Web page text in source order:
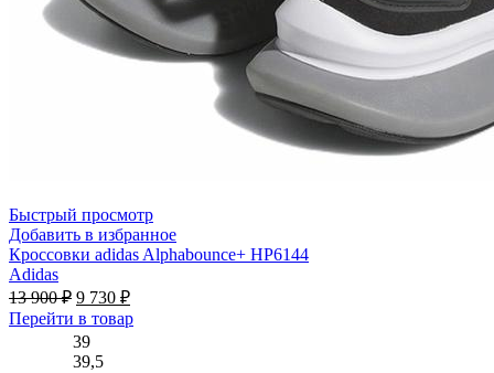
Быстрый просмотр
Добавить в избранное
Кроссовки adidas Alphabounce+ HP6144
Adidas
13 900₽ Первоначальная
цена
составляла
13 900 ₽.
9 730 ₽Текущая
цена:
Перейти в товарЭтот
39
39,5